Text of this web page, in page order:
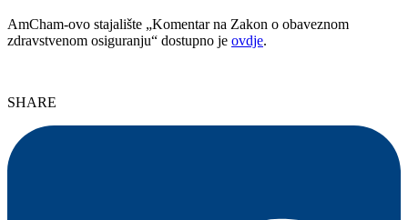
AmCham-ovo stajalište „Komentar na Zakon o obaveznom
zdravstvenom osiguranju“ dostupno je ovdje.
SHARE